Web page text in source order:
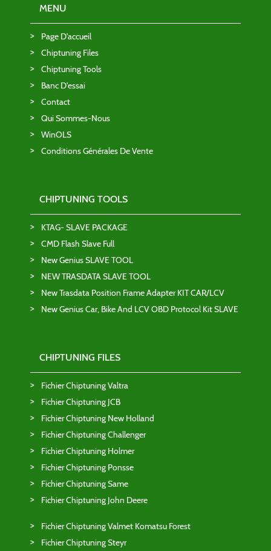
MENU
Page D'accueil
Chiptuning Files
Chiptuning Tools
Banc D'essai
Contact
Qui Sommes-Nous
WinOLS
Conditions Générales De Vente
CHIPTUNING TOOLS
KTAG- SLAVE PACKAGE
CMD Flash Slave Full
New Genius SLAVE TOOL
NEW TRASDATA SLAVE TOOL
New Trasdata Position Frame Adapter KIT CAR/LCV
New Genius Car, Bike And LCV OBD Protocol Kit SLAVE
CHIPTUNING FILES
Fichier Chiptuning Valtra
Fichier Chiptuning JCB
Fichier Chiptuning New Holland
Fichier Chiptuning Challenger
Fichier Chiptuning Holmer
Fichier Chiptuning Ponsse
Fichier Chiptuning Same
Fichier Chiptuning John Deere
Fichier Chiptuning Valmet Komatsu Forest
Fichier Chiptuning Steyr